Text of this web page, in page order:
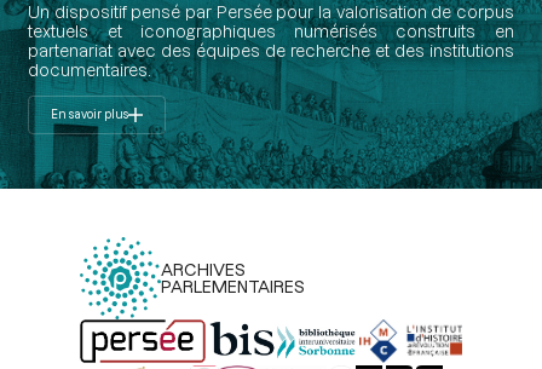
Un dispositif pensé par Persée pour la valorisation de corpus
textuels et iconographiques numérisés construits en
partenariat avec des équipes de recherche et des institutions
documentaires.
En savoir plus
ARCHIVES
PARLEMENTAIRES